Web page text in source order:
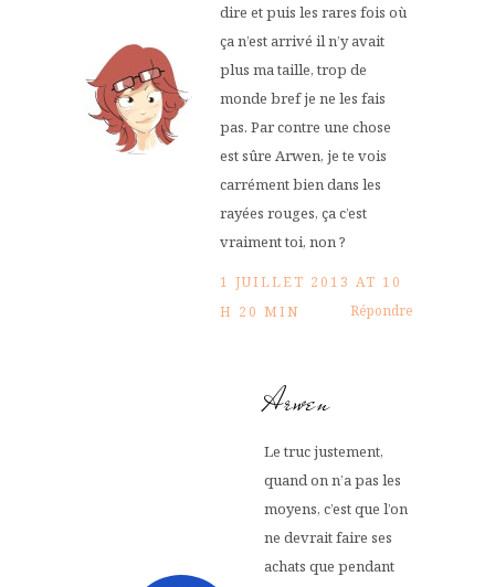
dire et puis les rares fois où
ça n’est arrivé il n’y avait
plus ma taille, trop de
monde bref je ne les fais
pas. Par contre une chose
est sûre Arwen, je te vois
carrément bien dans les
rayées rouges, ça c’est
vraiment toi, non ?
1 JUILLET 2013 AT 10
H 20 MIN
Répondre
Arwen
Le truc justement,
quand on n’a pas les
moyens, c’est que l’on
ne devrait faire ses
achats que pendant